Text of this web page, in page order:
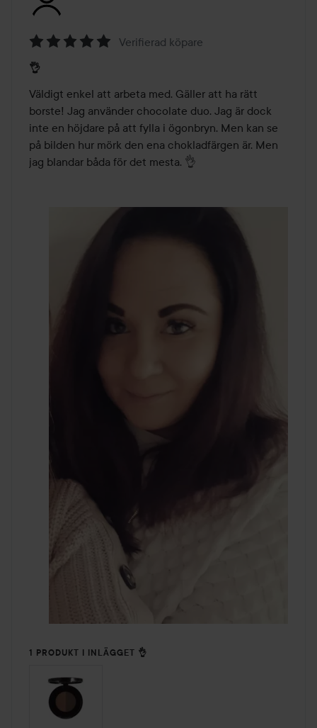
5
av
5
Verifierad köpare
👌
Väldigt enkel att arbeta med. Gäller att ha rätt
borste! Jag använder chocolate duo. Jag är dock
inte en höjdare på att fylla i ögonbryn. Men kan se
på bilden hur mörk den ena chokladfärgen är. Men
jag blandar båda för det mesta. 👌
1 PRODUKT I INLÄGGET 👌